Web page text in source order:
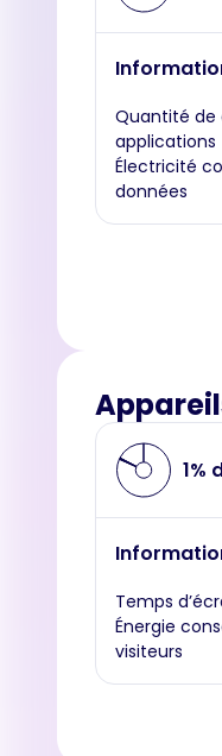
Quantité de
applications
Électricité
données
1%
Temps
Énergie
visiteurs